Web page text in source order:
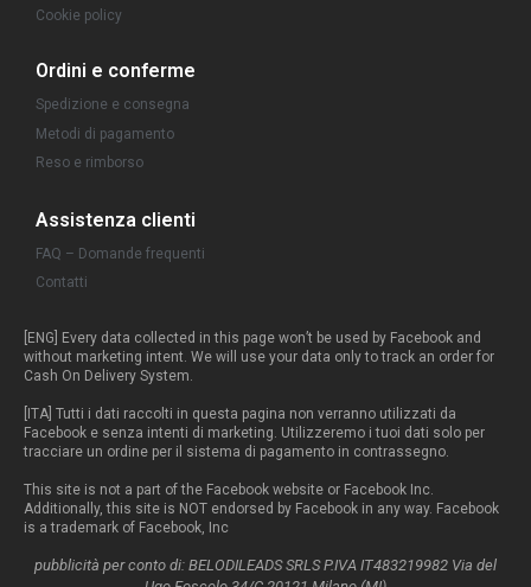
Cookie policy
Ordini e conferme
Spedizione e consegna
Metodi di pagamento
Reso e rimborso
Assistenza clienti
FAQ – Domande frequenti
Contatti
[ENG] Every data collected in this page won’t be used by Facebook and
without marketing intent. We will use your data only to track an order for
Cash On Delivery System.
[ITA] Tutti i dati raccolti in questa pagina non verranno utilizzati da
Facebook e senza intenti di marketing. Utilizzeremo i tuoi dati solo per
tracciare un ordine per il sistema di pagamento in contrassegno.
This site is not a part of the Facebook website or Facebook Inc.
Additionally, this site is NOT endorsed by Facebook in any way. Facebook
is a trademark of Facebook, Inc
pubblicità per conto di: BELODILEADS SRLS P.IVA IT483219982 Via del